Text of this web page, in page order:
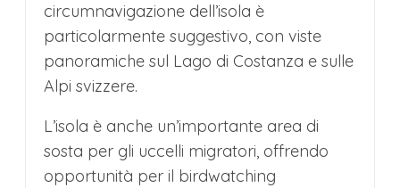
circumnavigazione dell’isola è
particolarmente suggestivo, con viste
panoramiche sul Lago di Costanza e sulle
Alpi svizzere.
L’isola è anche un’importante area di
sosta per gli uccelli migratori, offrendo
opportunità per il birdwatching